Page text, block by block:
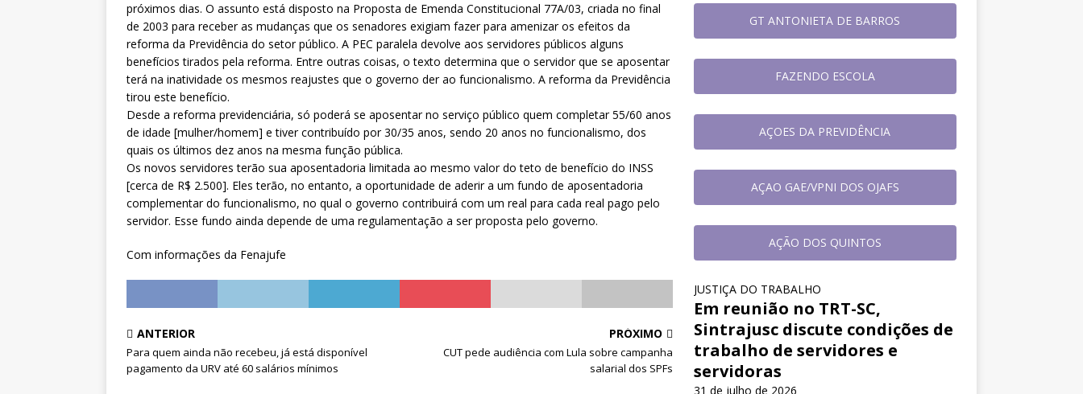
próximos dias. O assunto está disposto na Proposta de Emenda Constitucional 77A/03, criada no final
de 2003 para receber as mudanças que os senadores exigiam fazer para amenizar os efeitos da
reforma da Previdência do setor público. A PEC paralela devolve aos servidores públicos alguns
benefícios tirados pela reforma. Entre outras coisas, o texto determina que o servidor que se aposentar
terá na inatividade os mesmos reajustes que o governo der ao funcionalismo. A reforma da Previdência
tirou este benefício.
Desde a reforma previdenciária, só poderá se aposentar no serviço público quem completar 55/60 anos
de idade [mulher/homem] e tiver contribuído por 30/35 anos, sendo 20 anos no funcionalismo, dos
quais os últimos dez anos na mesma função pública.
Os novos servidores terão sua aposentadoria limitada ao mesmo valor do teto de benefício do INSS
[cerca de R$ 2.500]. Eles terão, no entanto, a oportunidade de aderir a um fundo de aposentadoria
complementar do funcionalismo, no qual o governo contribuirá com um real para cada real pago pelo
servidor. Esse fundo ainda depende de uma regulamentação a ser proposta pelo governo.
Com informações da Fenajufe
ANTERIOR
Para quem ainda não recebeu, já está disponível
pagamento da URV até 60 salários mínimos
PRÓXIMO
CUT pede audiência com Lula sobre campanha
salarial dos SPFs
GT ANTONIETA DE BARROS
FAZENDO ESCOLA
AÇOES DA PREVIDÊNCIA
AÇAO GAE/VPNI DOS OJAFS
AÇÃO DOS QUINTOS
JUSTIÇA DO TRABALHO
Em reunião no TRT-SC,
Sintrajusc discute condições de
trabalho de servidores e
servidoras
31 de julho de 2026